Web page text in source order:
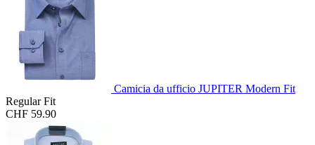
Camicia da ufficio JUPITER Modern Fit
Regular Fit
CHF 59.90